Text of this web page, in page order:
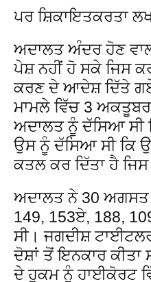
ਪਰ ਸ਼ਿਕਾਇਤਕਰਤਾ
ਅਦਾਲਤ ਅੰਦਰ ਹੋਣ
ਪੇਸ਼ ਨਹੀਂ ਹੋ ਸਕੇ ਜਿਸ
ਕਰਣ ਦੇ ਆਦੇਸ਼ ਦਿੱਤੇ
ਮਾਮਲੇ ਵਿੱਚ 3
ਅਦਾਲਤ ਨੂੰ ਦੱਸਿਆ ਸੀ
ਉਸ ਨੂੰ ਦੱਸਿਆ ਸੀ ਕਿ
ਕਤਲ ਕਰ ਦਿੱਤਾ ਹੈ
ਅਦਾਲਤ ਨੇ 30 ਅਗਸਤ
149, 153ਏ, 188,
ਸੀ। ਜਗਦੀਸ਼
ਦੋਸ਼ਾਂ ਤੋਂ ਇਨਕਾਰ
ਦੇ ਹੁਕਮ ਨੂੰ ਹਾਈਕੋਰਟ